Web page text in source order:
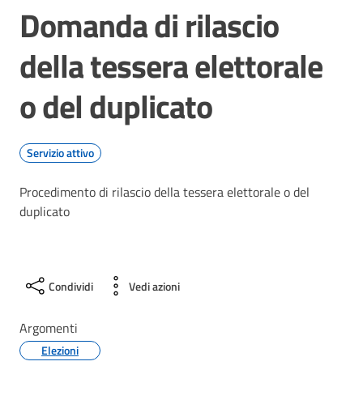
Domanda di rilascio
della tessera elettorale
o del duplicato
Servizio attivo
Procedimento di rilascio della tessera elettorale o del
duplicato
Condividi Vedi azioni
Argomenti
Elezioni